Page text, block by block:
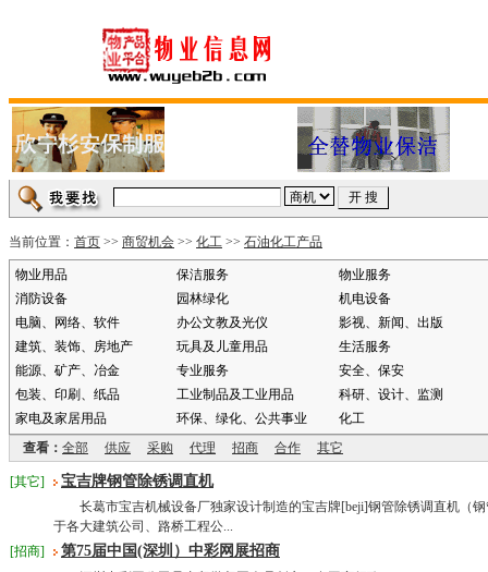
当前位置： 首页 >> 商贸机会 >> 化工 >> 石油化工产品
物业用品 保洁服务
物业服务
消防设备
园林绿化
机电设备
电脑、网络、软件
办公文教及光仪
影视、新闻、出版
建筑、装饰、房地产
玩具及儿童用品
生活服务
能源、矿产、冶金
专业服务
安全、保安
包装、印刷、纸品
工业制品及工业用品
科研、设计、监测
家电及家居用品
环保、绿化、公共事业
化工
查看： 全部 供应 采购 代理 招商 合作 其它
[其它] 宝吉牌钢管除锈调直机
长葛市宝吉机械设备厂独家设计制造的宝吉牌[beji]钢管除锈调直机（钢
于各大建筑公司、路桥工程公...
[招商]
第75届中国(深圳）中彩网展招商